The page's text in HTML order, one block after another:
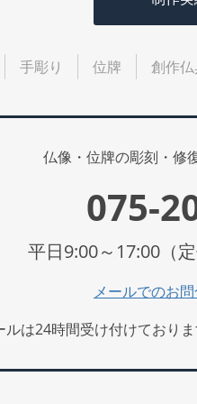
手彫り 位牌 創作
仏像・位牌の彫刻・修
075-
平日9:00～17:00（
メールでのお
ルは24時間受け付けており